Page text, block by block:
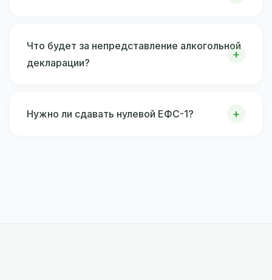
Что будет за непредставление алкогольной
декларации?
Нужно ли сдавать нулевой ЕФС-1?